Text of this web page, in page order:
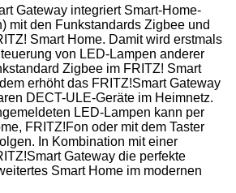
Gateway integriert Smart-Home-
mit den Funkstandards Zigbee und
Smart Home. Damit wird erstmals
von LED-Lampen anderer
Zigbee im FRITZ! Smart
erhöht das FRITZ!Smart Gateway
DECT-ULE-Geräte im Heimnetz.
LED-Lampen kann per
FRITZ!Fon oder mit dem Taster
In Kombination mit einer
Gateway die perfekte
Smart Home im modernen